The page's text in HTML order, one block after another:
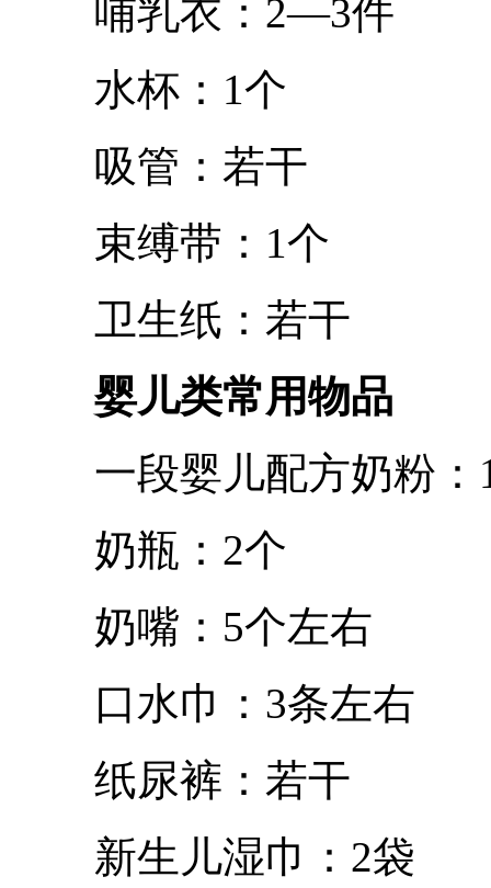
哺乳衣：2—3件
水杯：1个
吸管：若干
束缚带：1个
卫生纸：若干
婴儿类常用物品
一段婴儿配方奶粉：
奶瓶：2个
奶嘴：5个左右
口水巾：3条左右
纸尿裤：若干
新生儿湿巾：2袋